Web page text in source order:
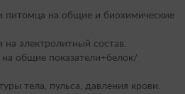
питомца на общие и биохимические
на электролитный состав.
общие показатели+белок/
тела, пульса, давления крови.